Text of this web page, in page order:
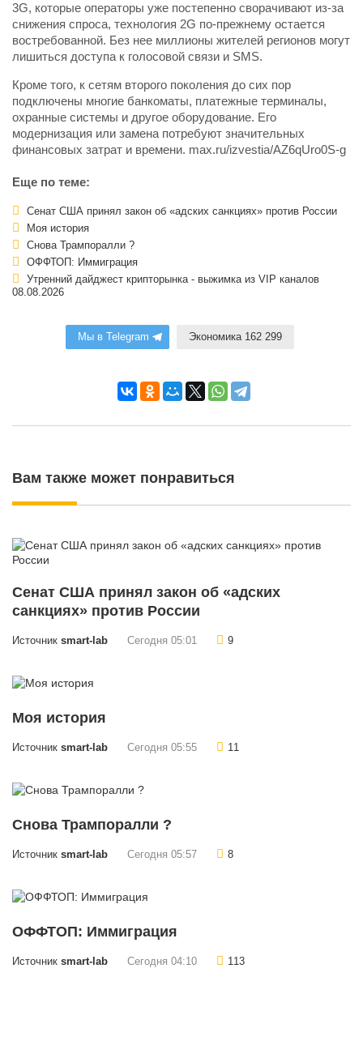
3G, которые операторы уже постепенно сворачивают из-за
снижения спроса, технология 2G по-прежнему остается
востребованной. Без нее миллионы жителей регионов могут
лишиться доступа к голосовой связи и SMS.
Кроме того, к сетям второго поколения до сих пор
подключены многие банкоматы, платежные терминалы,
охранные системы и другое оборудование. Его
модернизация или замена потребуют значительных
финансовых затрат и времени. max.ru/izvestia/AZ6qUro0S-g
Еще по теме:
Сенат США принял закон об «адских санкциях» против России
Моя история
Снова Трампоралли ?
ОФФТОП: Иммиграция
Утренний дайджест крипторынка - выжимка из VIP каналов
08.08.2026
Мы в Telegram Экономика 162 299
Вам также может понравиться
Сенат США принял закон об «адских
санкциях» против России
Источник smart-lab Сегодня 05:01 9
Моя история
Источник smart-lab Сегодня 05:55 11
Снова Трампоралли ?
Источник smart-lab Сегодня 05:57 8
ОФФТОП: Иммиграция
Источник smart-lab Сегодня 04:10 113